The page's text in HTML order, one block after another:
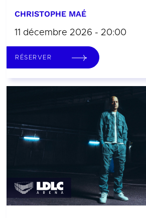
CHRISTOPHE MAÉ
11 décembre 2026 - 20:00
RÉSERVER